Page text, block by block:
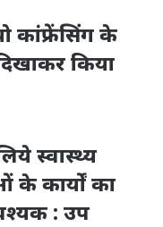
कांफ्रेंसिंग के
किया
स्वास्थ्य
कार्यों का
: उप